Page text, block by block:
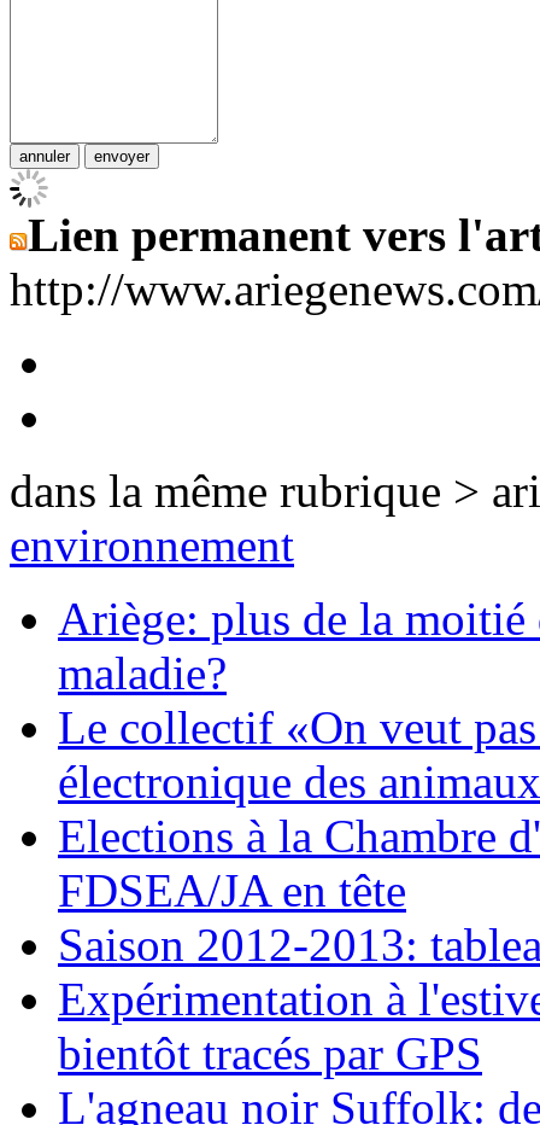
Lien permanent vers
http://
dans la même rubrique >
environnement
Ariège: plus de la moitié
maladie?
Le collectif «On veut
électronique des animaux
Elections à la Chambre
FDSEA/JA en tête
Saison 2012-2013:
Expérimentation à
bientôt tracés par GPS
L'agneau noir Suffolk: